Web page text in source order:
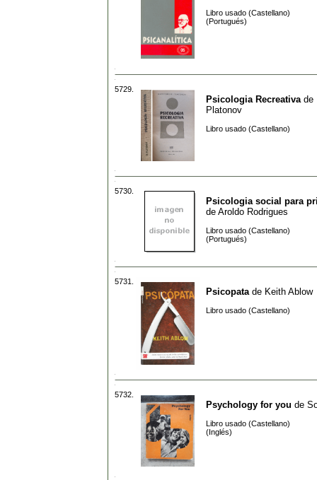
Libro usado (Castellano)
(Portugués)
5729.
Psicologia Recreativa de
Platonov
Libro usado (Castellano)
5730.
Psicologia social para
de Aroldo Rodrigues
Libro usado (Castellano)
(Portugués)
5731.
Psicopata de Keith Ablow
Libro usado (Castellano)
5732.
Psychology for you de
Libro usado (Castellano)
(Inglés)